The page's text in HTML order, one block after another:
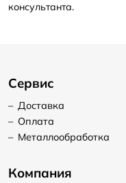
консультанта.
Сервис
– Доставка
– Оплата
– Металлообработка
Компания